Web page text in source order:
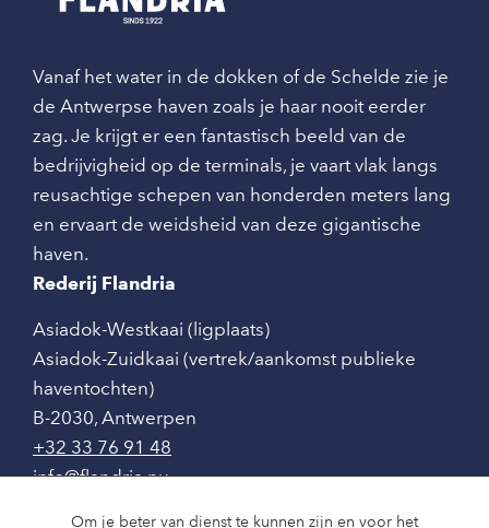
Om je beter van dienst te kunnen zijn en voor het
Vanaf het water in de dokken of de Schelde zie je
de Antwerpse haven zoals je haar nooit eerder
zag. Je krijgt er een fantastisch beeld van de
bedrijvigheid op de terminals, je vaart vlak langs
reusachtige schepen van honderden meters lang
en ervaart de weidsheid van deze gigantische
haven.
Rederij Flandria
Asiadok-Westkaai (ligplaats)
Asiadok-Zuidkaai (vertrek/aankomst publieke
haventochten)
B-2030, Antwerpen
+32 33 76 91 48
info@flandria.nu
Contact